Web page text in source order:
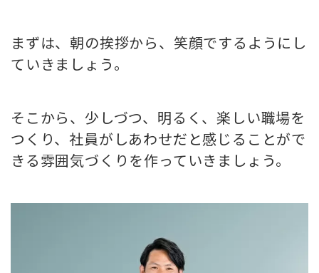
まずは、朝の挨拶から、笑顔でするようにし
ていきましょう。
そこから、少しづつ、明るく、楽しい職場を
つくり、社員がしあわせだと感じることがで
きる雰囲気づくりを作っていきましょう。